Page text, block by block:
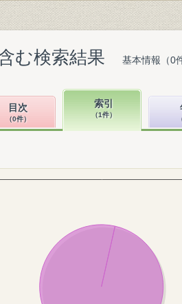
む検索結果 基本情報（0
目次
（0件）
索引
（1件）